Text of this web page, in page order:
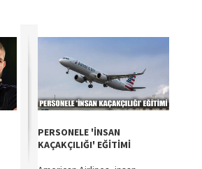
PERSONELE 'İNSAN
KAÇAKÇILIĞI' EĞİTİMİ